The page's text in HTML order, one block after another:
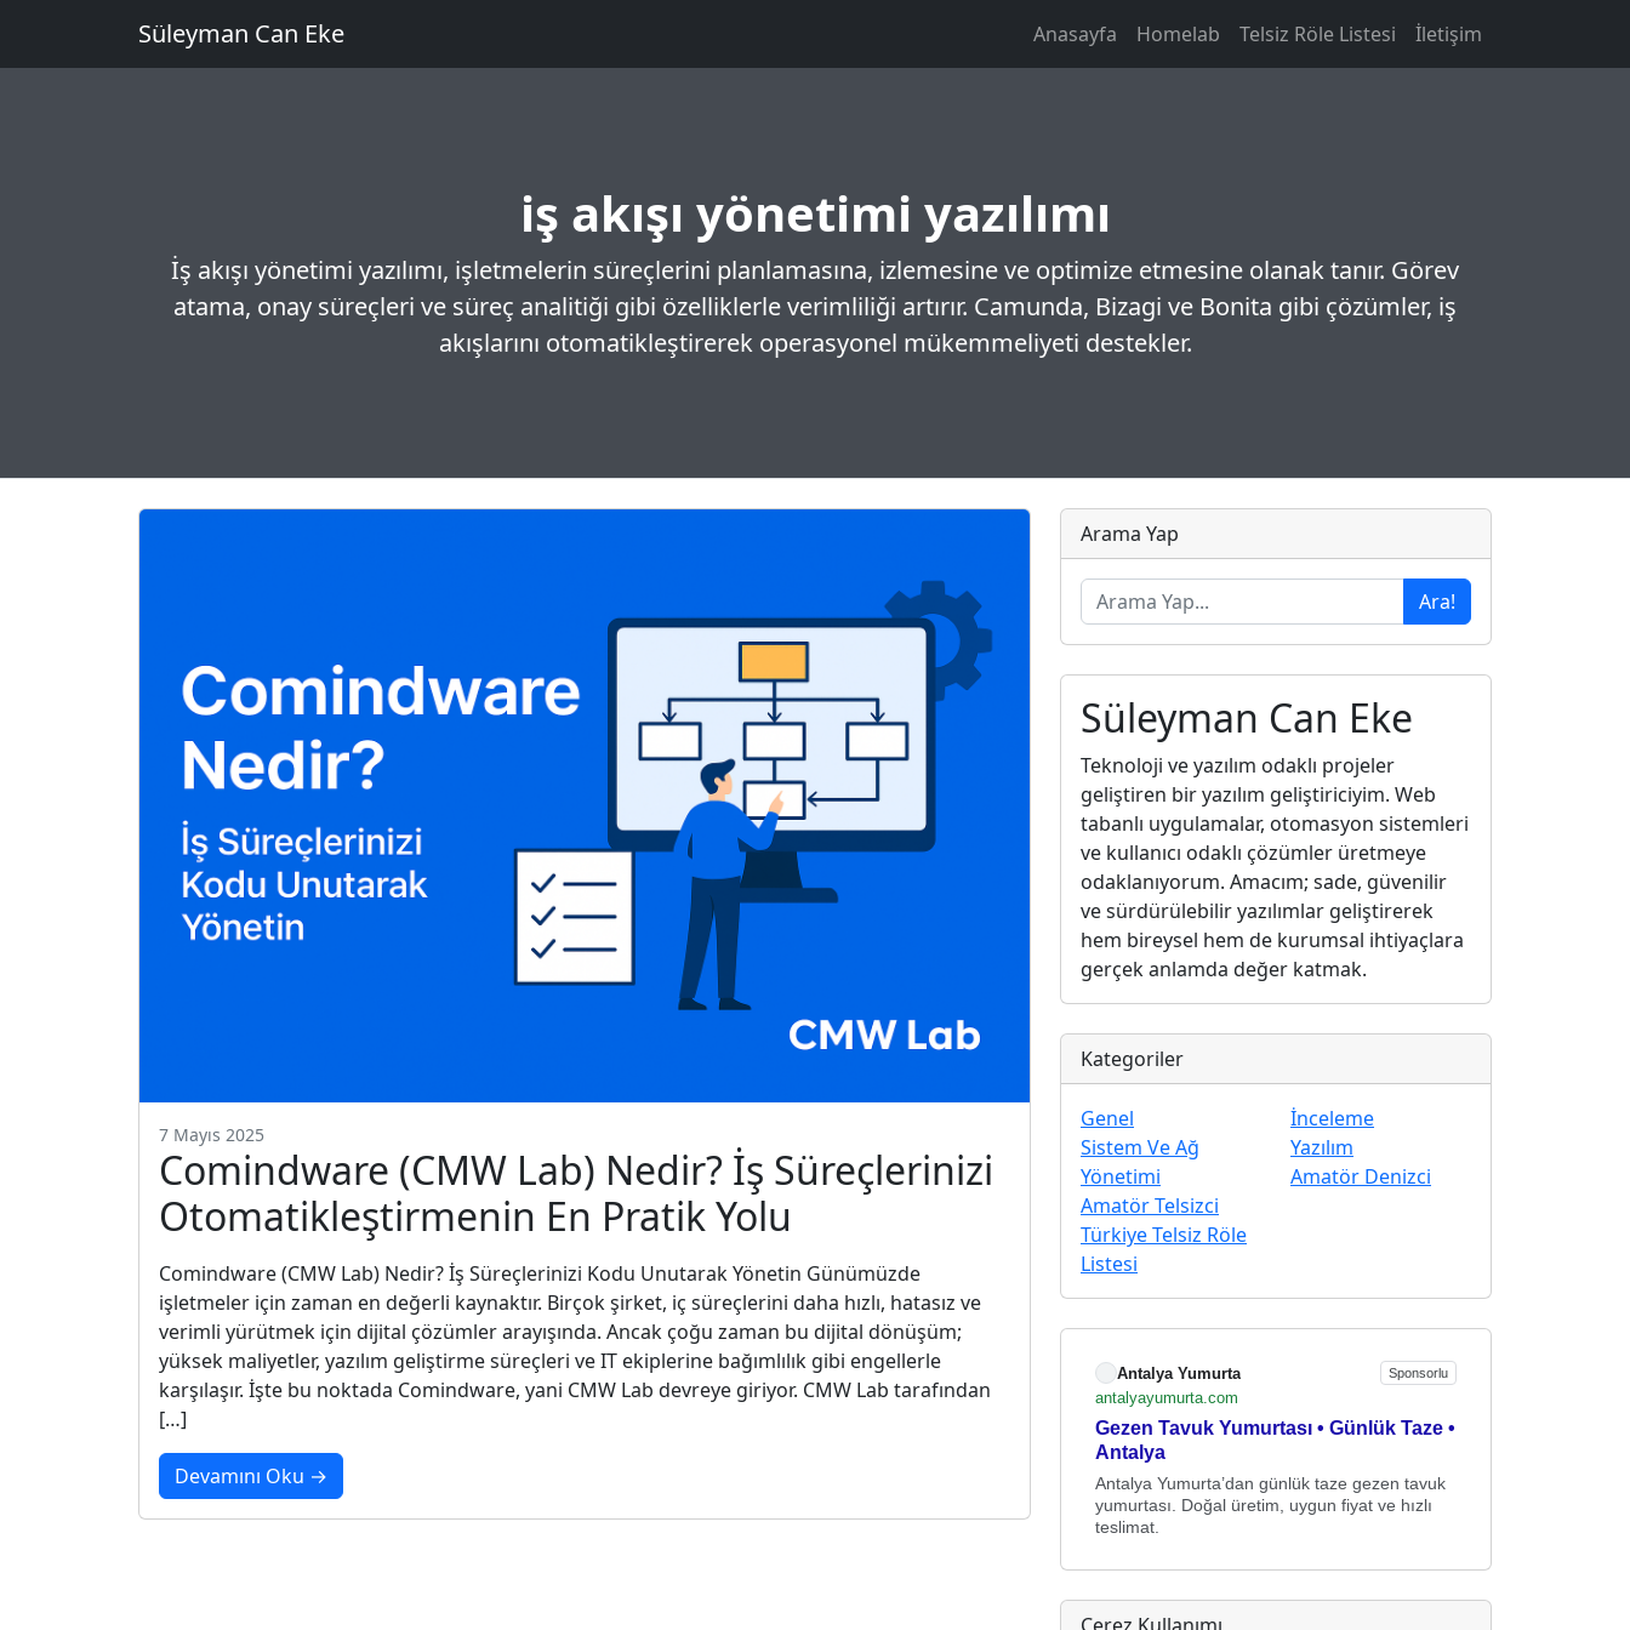
Süleyman Can Eke Anasayfa Homelab Telsiz Röle Listesi İletişim
iş akışı yönetimi yazılımı
İş akışı yönetimi yazılımı, işletmelerin süreçlerini planlamasına, izlemesine ve optimize etmesine olanak tanır. Görev
atama, onay süreçleri ve süreç analitiği gibi özelliklerle verimliliği artırır. Camunda, Bizagi ve Bonita gibi çözümler, iş
akışlarını otomatikleştirerek operasyonel mükemmeliyeti destekler.
7 Mayıs 2025
Comindware (CMW Lab) Nedir? İş Süreçlerinizi
Otomatikleştirmenin En Pratik Yolu
Comindware (CMW Lab) Nedir? İş Süreçlerinizi Kodu Unutarak Yönetin Günümüzde
işletmeler için zaman en değerli kaynaktır. Birçok şirket, iç süreçlerini daha hızlı, hatasız ve
verimli yürütmek için dijital çözümler arayışında. Ancak çoğu zaman bu dijital dönüşüm;
yüksek maliyetler, yazılım geliştirme süreçleri ve IT ekiplerine bağımlılık gibi engellerle
karşılaşır. İşte bu noktada Comindware, yani CMW Lab devreye giriyor. CMW Lab tarafından
[…]
Devamını Oku →
Arama Yap
Ara!
Süleyman Can Eke
Teknoloji ve yazılım odaklı projeler
geliştiren bir yazılım geliştiriciyim. Web
tabanlı uygulamalar, otomasyon sistemleri
ve kullanıcı odaklı çözümler üretmeye
odaklanıyorum. Amacım; sade, güvenilir
ve sürdürülebilir yazılımlar geliştirerek
hem bireysel hem de kurumsal ihtiyaçlara
gerçek anlamda değer katmak.
Kategoriler
Genel
Sistem Ve Ağ
Yönetimi
Amatör Telsizci
Türkiye Telsiz Röle
Listesi
İnceleme
Yazılım
Amatör Denizci
Antalya Yumurta Sponsorlu
antalyayumurta.com
Gezen Tavuk Yumurtası • Günlük Taze •
Antalya
Antalya Yumurta’dan günlük taze gezen tavuk
yumurtası. Doğal üretim, uygun fiyat ve hızlı
teslimat.